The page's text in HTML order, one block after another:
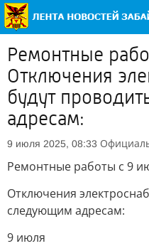
Ремонтные
Отключения
будут
адресам:
9 июля 2025, 08:33
Ремонтные работы с 9
Отключения
следующим адресам:
9 июля